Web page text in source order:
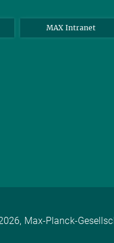
MAX Intranet
Max-Planck-